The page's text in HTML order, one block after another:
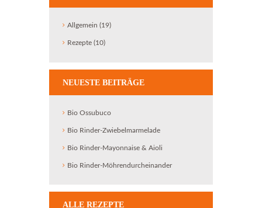
Allgemein (19)
Rezepte (10)
NEUESTE BEITRÄGE
Bio Ossubuco
Bio Rinder-Zwiebelmarmelade
Bio Rinder-Mayonnaise & Aioli
Bio Rinder-Möhrendurcheinander
ALLE REZEPTE